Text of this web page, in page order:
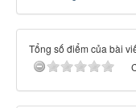
Tổng số điểm của bài